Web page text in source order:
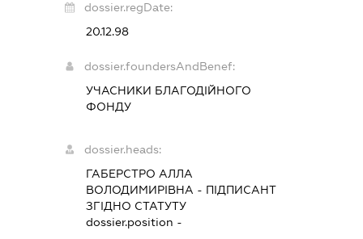
dossier.regDate:
20.12.98
dossier.foundersAndBenef:
УЧАСНИКИ БЛАГОДІЙНОГО
ФОНДУ
dossier.heads:
ГАБЕРСТРО АЛЛА
ВОЛОДИМИРІВНА - ПІДПИСАНТ
ЗГІДНО СТАТУТУ
dossier.position -